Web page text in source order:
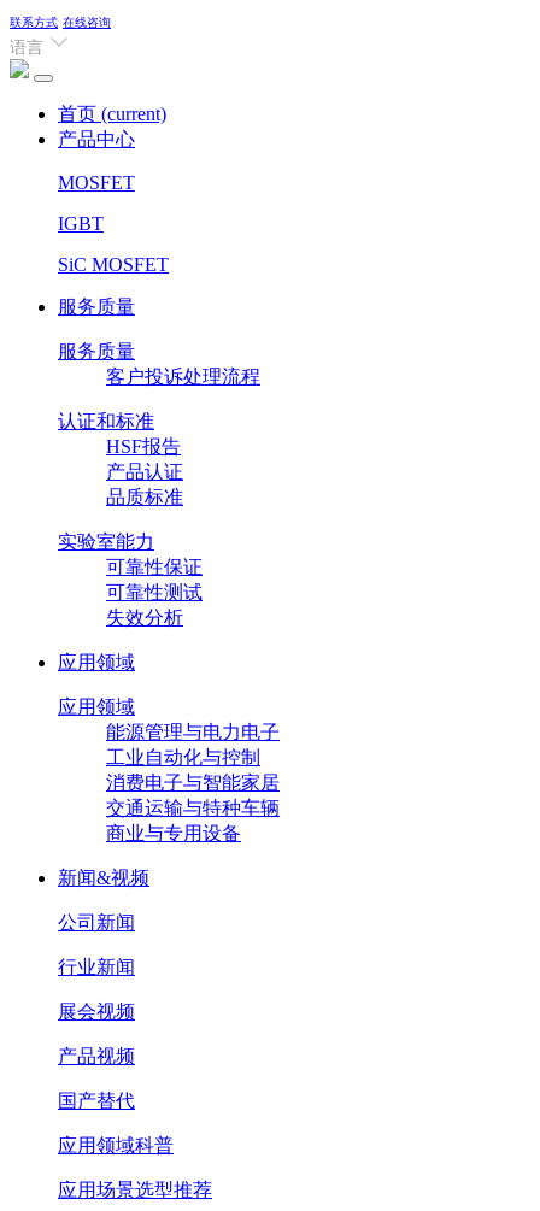
联系方式 在线咨询
语言
首页 (current)
产品中心
MOSFET
IGBT
SiC MOSFET
服务质量
服务质量
客户投诉处理流程
认证和标准
HSF报告
产品认证
品质标准
实验室能力
可靠性保证
可靠性测试
失效分析
应用领域
应用领域
能源管理与电力电子
工业自动化与控制
消费电子与智能家居
交通运输与特种车辆
商业与专用设备
新闻&视频
公司新闻
行业新闻
展会视频
产品视频
国产替代
应用领域科普
应用场景选型推荐